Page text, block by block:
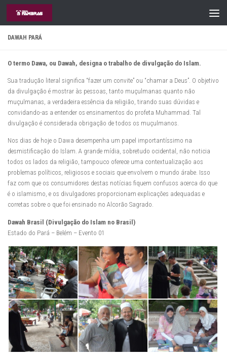
Skip to content
DAWAH PARÁ
O termo Dawa, ou Dawah, designa o trabalho de divulgação do Islam.
Sua tradução literal significa “fazer um convite” ou “chamar a Deus”. O objetivo
da divulgação é mostrar às pessoas, tanto muçulmanas quanto não
muçulmanas, a verdadeira essência da religião, tirando suas dúvidas e
convidando-as a entender os ensinamentos do profeta Muhammad. Tal
divulgação é considerada obrigação de todos os muçulmanos.
Nos dias de hoje o Dawa desempenha um papel importantíssimo na
desmistificação do Islam. A grande mídia, sobretudo ocidental, não noticia
todos os lados da religião, tampouco oferece uma contextualização aos
problemas políticos, religiosos e sociais que envolvem o mundo árabe. Isso
faz com que os consumidores destas notícias fiquem confusos acerca do que
é o islamismo, e os divulgadores proporcionam explicações adequadas e
corretas sobre o que foi ensinado no Alcorão Sagrado.
Dawah Brasil (Divulgação do Islam no Brasil)
Estado do Pará – Belém – Evento 01